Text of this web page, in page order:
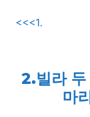
<<<1.
2.빌라
마